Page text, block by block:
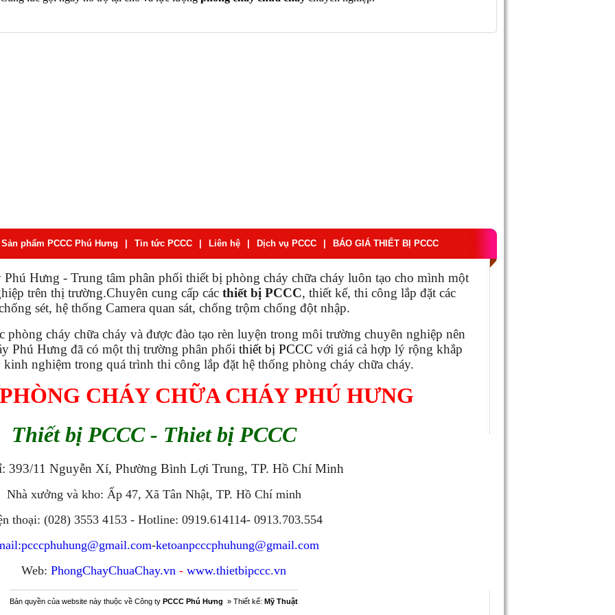
Sản phẩm PCCC Phú Hưng Tin tức PCCC Liên hệ Dịch vụ PCCC BÁO GIÁ THIẾT BỊ PCCC
Hưng - Trung tâm phân phối thiết bị phòng cháy chữa cháy luôn tạo cho mình một
trên thị trường.Chuyên cung cấp các thiết bị PCCC, thiết kế, thi công lắp đặt các
sét, hệ thống Camera quan sát, chống trộm chống đột nhập.
cháy chữa cháy và được đào tạo rèn luyện trong môi trường chuyên nghiệp nên
Phú Hưng đã có một thị trường phân phối thiết bị PCCC với giá cả hợp lý rộng khắp
nghiệm trong quá trình thi công lắp đặt hệ thống phòng cháy chữa cháy.
CHÁY CHỮA CHÁY PHÚ HƯNG
Thiết bị PCCC - Thiet bị PCCC
393/11 Nguyễn Xí, Phường Bình Lợi Trung, TP. Hồ Chí Minh
Nhà xưởng và kho: Ấp 47, Xã Tân Nhật, TP. Hồ Chí minh
thoại: (028) 3553 4153 - Hotline: 0919.614114- 0913.703.554
pcccphuhung@gmail.com-ketoanpcccphuhung@gmail.com
Web: PhongChayChuaChay.vn - www.thietbipccc.vn
Bản quyền của website này thuộc về Công ty PCCC Phú Hưng » Thiết kế: Mỹ Thuật